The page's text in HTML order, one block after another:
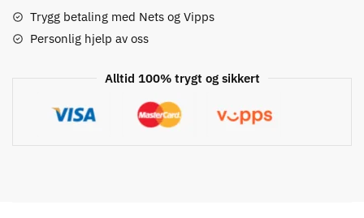
antallTrygg betaling med Nets og Vipps
Personlig hjelp av oss
Alltid 100% trygt og sikkert